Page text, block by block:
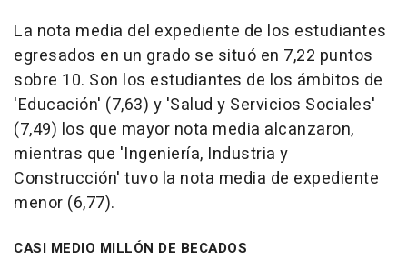
La nota media del expediente de los estudiantes
egresados en un grado se situó en 7,22 puntos
sobre 10. Son los estudiantes de los ámbitos de
'Educación' (7,63) y 'Salud y Servicios Sociales'
(7,49) los que mayor nota media alcanzaron,
mientras que 'Ingeniería, Industria y
Construcción' tuvo la nota media de expediente
menor (6,77).
CASI MEDIO MILLÓN DE BECADOS